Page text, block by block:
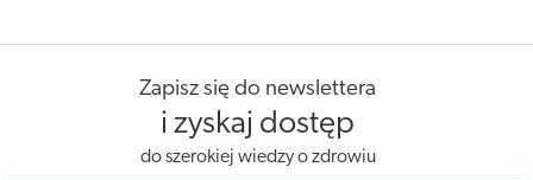
Zapisz się do newslettera
i zyskaj dostęp
do szerokiej wiedzy o zdrowiu